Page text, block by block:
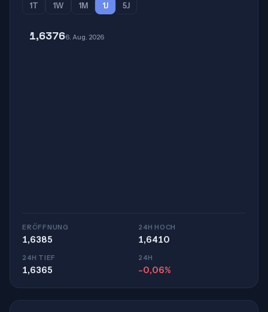
1T
1W 1M 1J 5J
1,63766. Aug. 2026
ERÖFFNUNG
1,6385
24H HOCH
1,6410
24H TIEF
1,6365
24H
-0,06%